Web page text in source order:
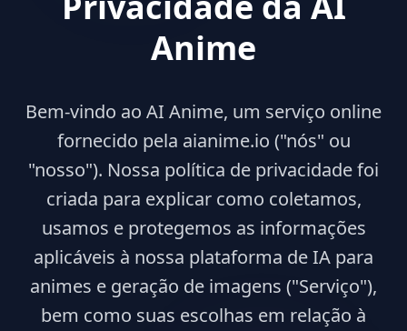
Anime
Bem-vindo ao AI Anime, um serviço online
fornecido pela aianime.io ("nós" ou
"nosso"). Nossa política de privacidade foi
criada para explicar como coletamos,
usamos e protegemos as informações
aplicáveis à nossa plataforma de IA para
animes e geração de imagens ("Serviço"),
bem como suas escolhas em relação à